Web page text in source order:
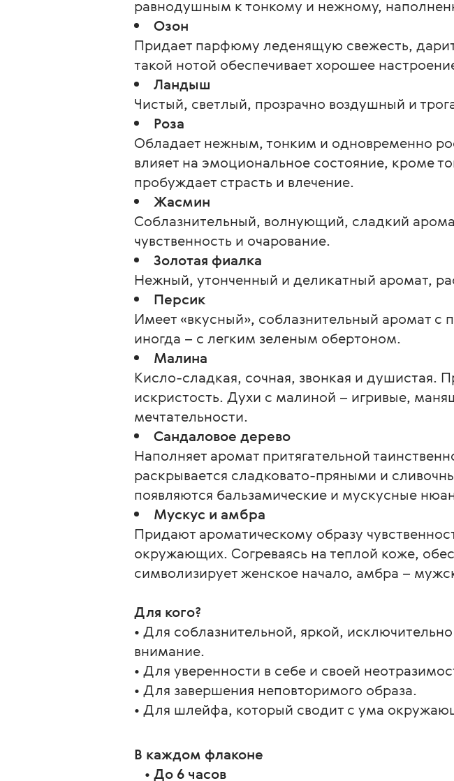
равнодушным к тонкому и нежному,
Озон
Придает парфюму леденящую свежесть,
такой нотой обеспечивает хорошее
Ландыш
Чистый, светлый, прозрачно воздушный и
Роза
Обладает нежным, тонким и одновременно
влияет на эмоциональное состояние, кроме
пробуждает страсть и влечение.
Жасмин
Соблазнительный, волнующий, сладкий
чувственность и очарование.
Золотая фиалка
Нежный, утонченный и деликатный аромат,
Персик
Имеет «вкусный», соблазнительный аромат
иногда – с легким зеленым обертоном.
Малина
Кисло-сладкая, сочная, звонкая и душистая.
искристость. Духи с малиной – игривые,
мечтательности.
Сандаловое дерево
Наполняет аромат притягательной
раскрывается сладковато-пряными и
появляются бальзамические и мускусные
Мускус и амбра
Придают ароматическому образу
окружающих. Согреваясь на теплой коже,
символизирует женское начало, амбра –
Для кого?
• Для соблазнительной, яркой,
внимание.
• Для уверенности в себе и своей
• Для завершения неповторимого образа.
• Для шлейфа, который сводит с ума
В каждом флаконе
• До 6 часов